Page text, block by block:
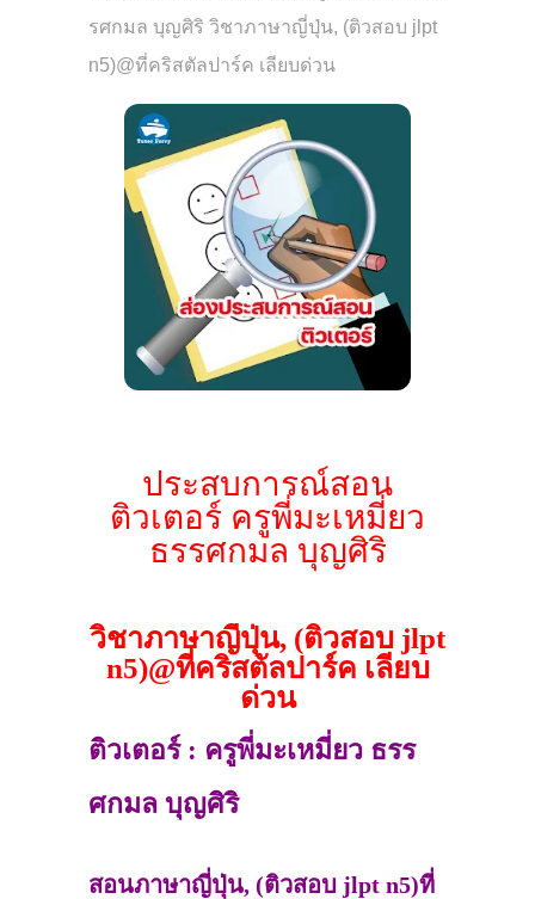
รศกมล บุญศิริ วิชาภาษาญี่ปุ่น, (ติวสอบ jlpt
n5)@ที่คริสตัลปาร์ค เลียบด่วน
ประสบการณ์สอน
ติวเตอร์ ครูพี่มะเหมี่ยว
ธรรศกมล บุญศิริ
วิชาภาษาญี่ปุ่น, (ติวสอบ jlpt
n5)@ที่คริสตัลปาร์ค เลียบ
ด่วน
ติวเตอร์ : ครูพี่มะเหมี่ยว ธรร
ศกมล บุญศิริ
สอนภาษาญี่ปุ่น, (ติวสอบ jlpt n5)ที่